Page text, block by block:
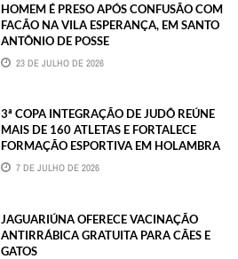
HOMEM É PRESO APÓS CONFUSÃO COM
FACÃO NA VILA ESPERANÇA, EM SANTO
ANTÔNIO DE POSSE
23 DE JULHO DE 2026
3ª COPA INTEGRAÇÃO DE JUDÔ REÚNE
MAIS DE 160 ATLETAS E FORTALECE
FORMAÇÃO ESPORTIVA EM HOLAMBRA
7 DE JULHO DE 2026
JAGUARIÚNA OFERECE VACINAÇÃO
ANTIRRÁBICA GRATUITA PARA CÃES E
GATOS